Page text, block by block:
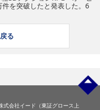
を突破したと発表した。6
る
式会社イード（東証グロース上